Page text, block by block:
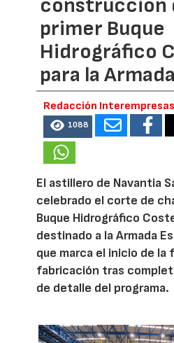
construcción
primer Buque
Hidrográfico
para la Armada
Redacción Interempresas
1088
El astillero de Navantia
celebrado el corte de
Buque Hidrográfico
destinado a la Armada
que marca el inicio de la
fabricación tras
de detalle del programa.